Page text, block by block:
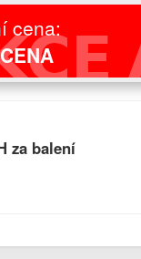
cena:
za balení